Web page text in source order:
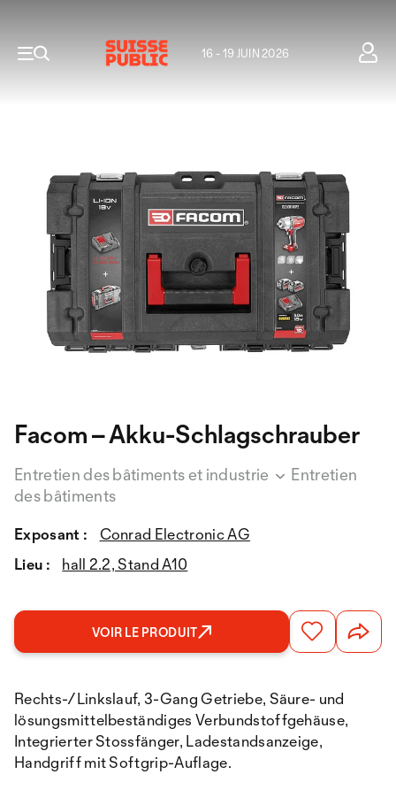
16 - 19 JUIN 2026
Facom – Akku-Schlagschrauber
Entretien des bâtiments et industrie
Entretien
des bâtiments
Exposant :
Conrad Electronic AG
Lieu :
hall 2.2, Stand A10
VOIR LE PRODUIT
Rechts-/Linkslauf, 3-Gang Getriebe, Säure- und
lösungsmittelbeständiges Verbundstoffgehäuse,
Integrierter Stossfänger, Ladestandsanzeige,
Handgriff mit Softgrip-Auflage.